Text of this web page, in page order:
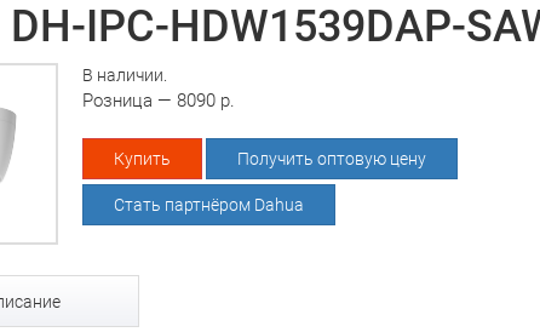
DH-IPC-HDW1539DAP-
В наличии.
Розница — 8090 р.
Купить Получить оптовую цену
Стать партнёром Dahua